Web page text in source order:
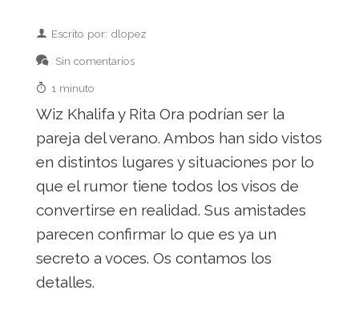
Escrito por: dlopez
Sin comentarios
1 minuto
Wiz Khalifa y Rita Ora podrían ser la
pareja del verano. Ambos han sido vistos
en distintos lugares y situaciones por lo
que el rumor tiene todos los visos de
convertirse en realidad. Sus amistades
parecen confirmar lo que es ya un
secreto a voces. Os contamos los
detalles.